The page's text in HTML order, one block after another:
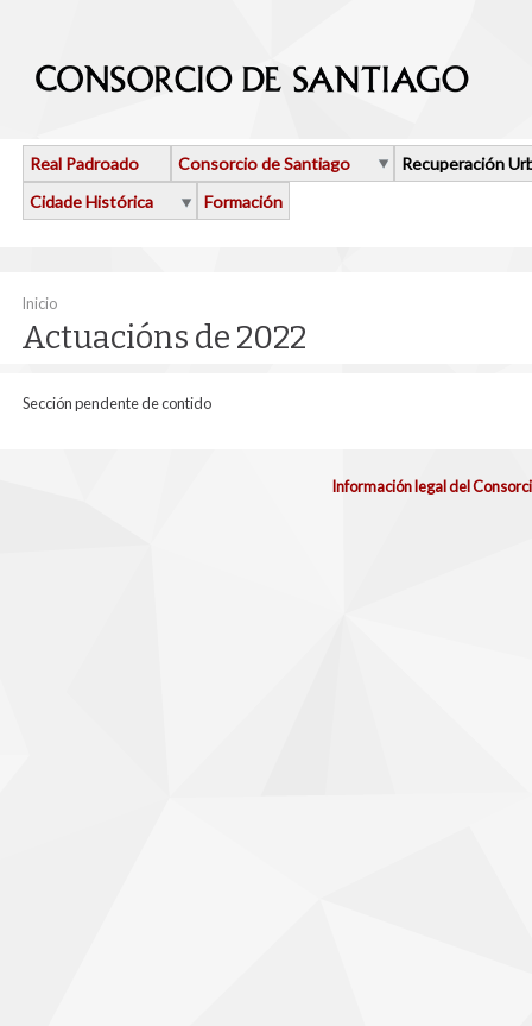
Real Padroado Consorcio de Santiago
Recuperación
Cidade Histórica
Formación
Vostede está aquí
Inicio
Actuacións de 2022
Sección pendente de contido
Información legal del